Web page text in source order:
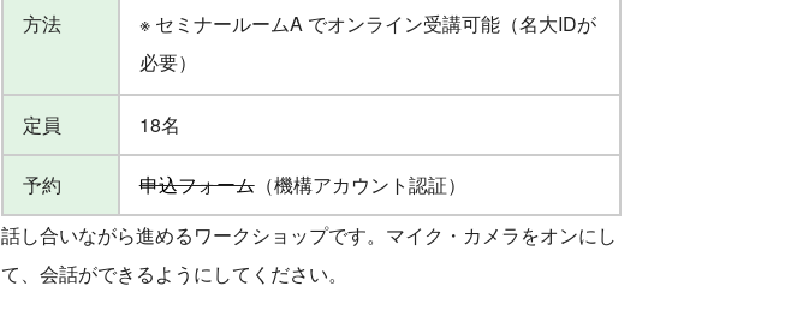
方法
※ セミナールームA でオンライン受講可能（名大IDが
必要）
定員 18名
予約 申込フォーム（機構アカウント認証）
話し合いながら進めるワークショップです。マイク・カメラをオンにし
て、会話ができるようにしてください。